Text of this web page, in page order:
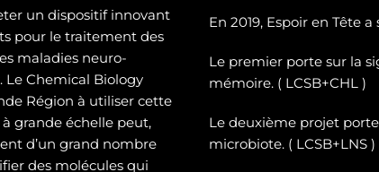
un dispositif innovant
pour le traitement des
maladies neuro-
Le Chemical Biology
Région à utiliser cette
grande échelle peut,
d’un grand nombre
des molécules qui
En 2019, Espoir en Tête
Le premier porte sur la
mémoire. ( LCSB+CHL )
Le deuxième projet
microbiote. ( LCSB+LNS )